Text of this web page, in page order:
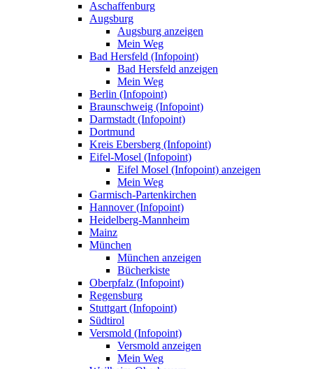
Aschaffenburg
Augsburg
Augsburg anzeigen
Mein Weg
Bad Hersfeld (Infopoint)
Bad Hersfeld anzeigen
Mein Weg
Berlin (Infopoint)
Braunschweig (Infopoint)
Darmstadt (Infopoint)
Dortmund
Kreis Ebersberg (Infopoint)
Eifel-Mosel (Infopoint)
Eifel Mosel (Infopoint) anzeigen
Mein Weg
Garmisch-Partenkirchen
Hannover (Infopoint)
Heidelberg-Mannheim
Mainz
München
München anzeigen
Bücherkiste
Oberpfalz (Infopoint)
Regensburg
Stuttgart (Infopoint)
Südtirol
Versmold (Infopoint)
Versmold anzeigen
Mein Weg